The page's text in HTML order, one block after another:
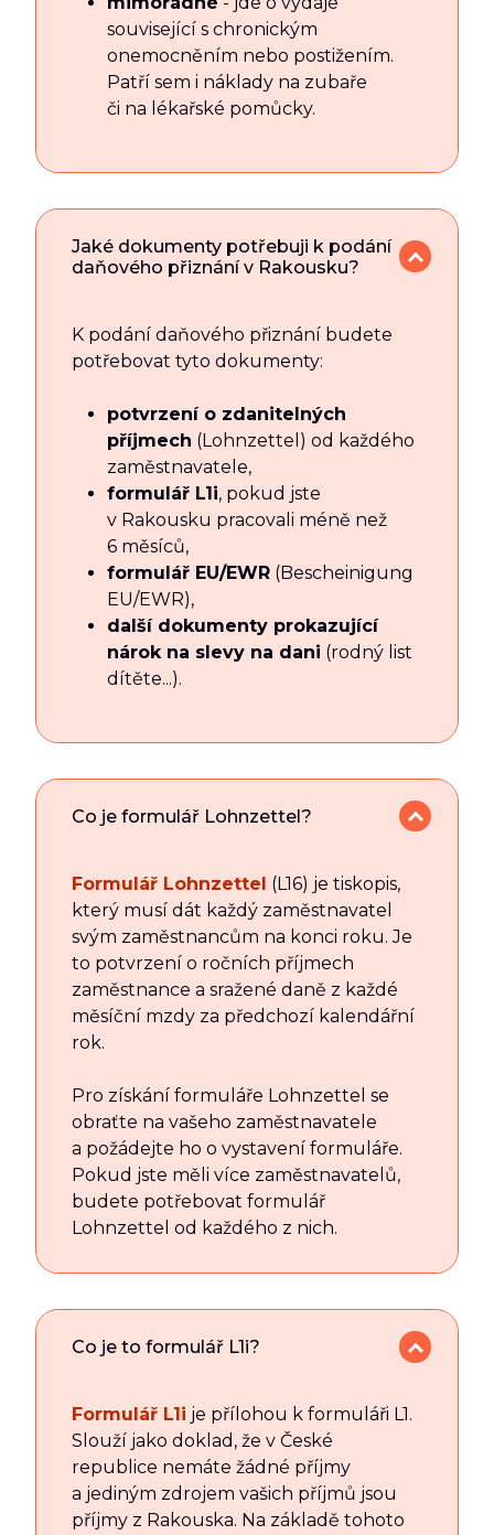
související s chronickým
onemocněním nebo postižením.
Patří sem i náklady na zubaře
či na lékařské pomůcky.
Jaké dokumenty potřebuji k podání
daňového přiznání v Rakousku?
K podání daňového přiznání budete
potřebovat tyto dokumenty:
potvrzení o zdanitelných
příjmech (Lohnzettel) od každého
zaměstnavatele,
formulář L1i, pokud jste
v Rakousku pracovali méně než
6 měsíců,
formulář EU/EWR (Bescheinigung
EU/EWR),
další dokumenty prokazující
nárok na slevy na dani (rodný list
dítěte...).
Co je formulář Lohnzettel?
Formulář Lohnzettel (L16) je tiskopis,
který musí dát každý zaměstnavatel
svým zaměstnancům na konci roku. Je
to potvrzení o ročních příjmech
zaměstnance a sražené daně z každé
měsíční mzdy za předchozí kalendářní
rok.
Pro získání formuláře Lohnzettel se
obraťte na vašeho zaměstnavatele
a požádejte ho o vystavení formuláře.
Pokud jste měli více zaměstnavatelů,
budete potřebovat formulář
Lohnzettel od každého z nich.
Co je to formulář L1i?
Formulář L1i je přílohou k formuláři L1.
Slouží jako doklad, že v České
republice nemáte žádné příjmy
a jediným zdrojem vašich příjmů jsou
příjmy z Rakouska. Na základě tohoto